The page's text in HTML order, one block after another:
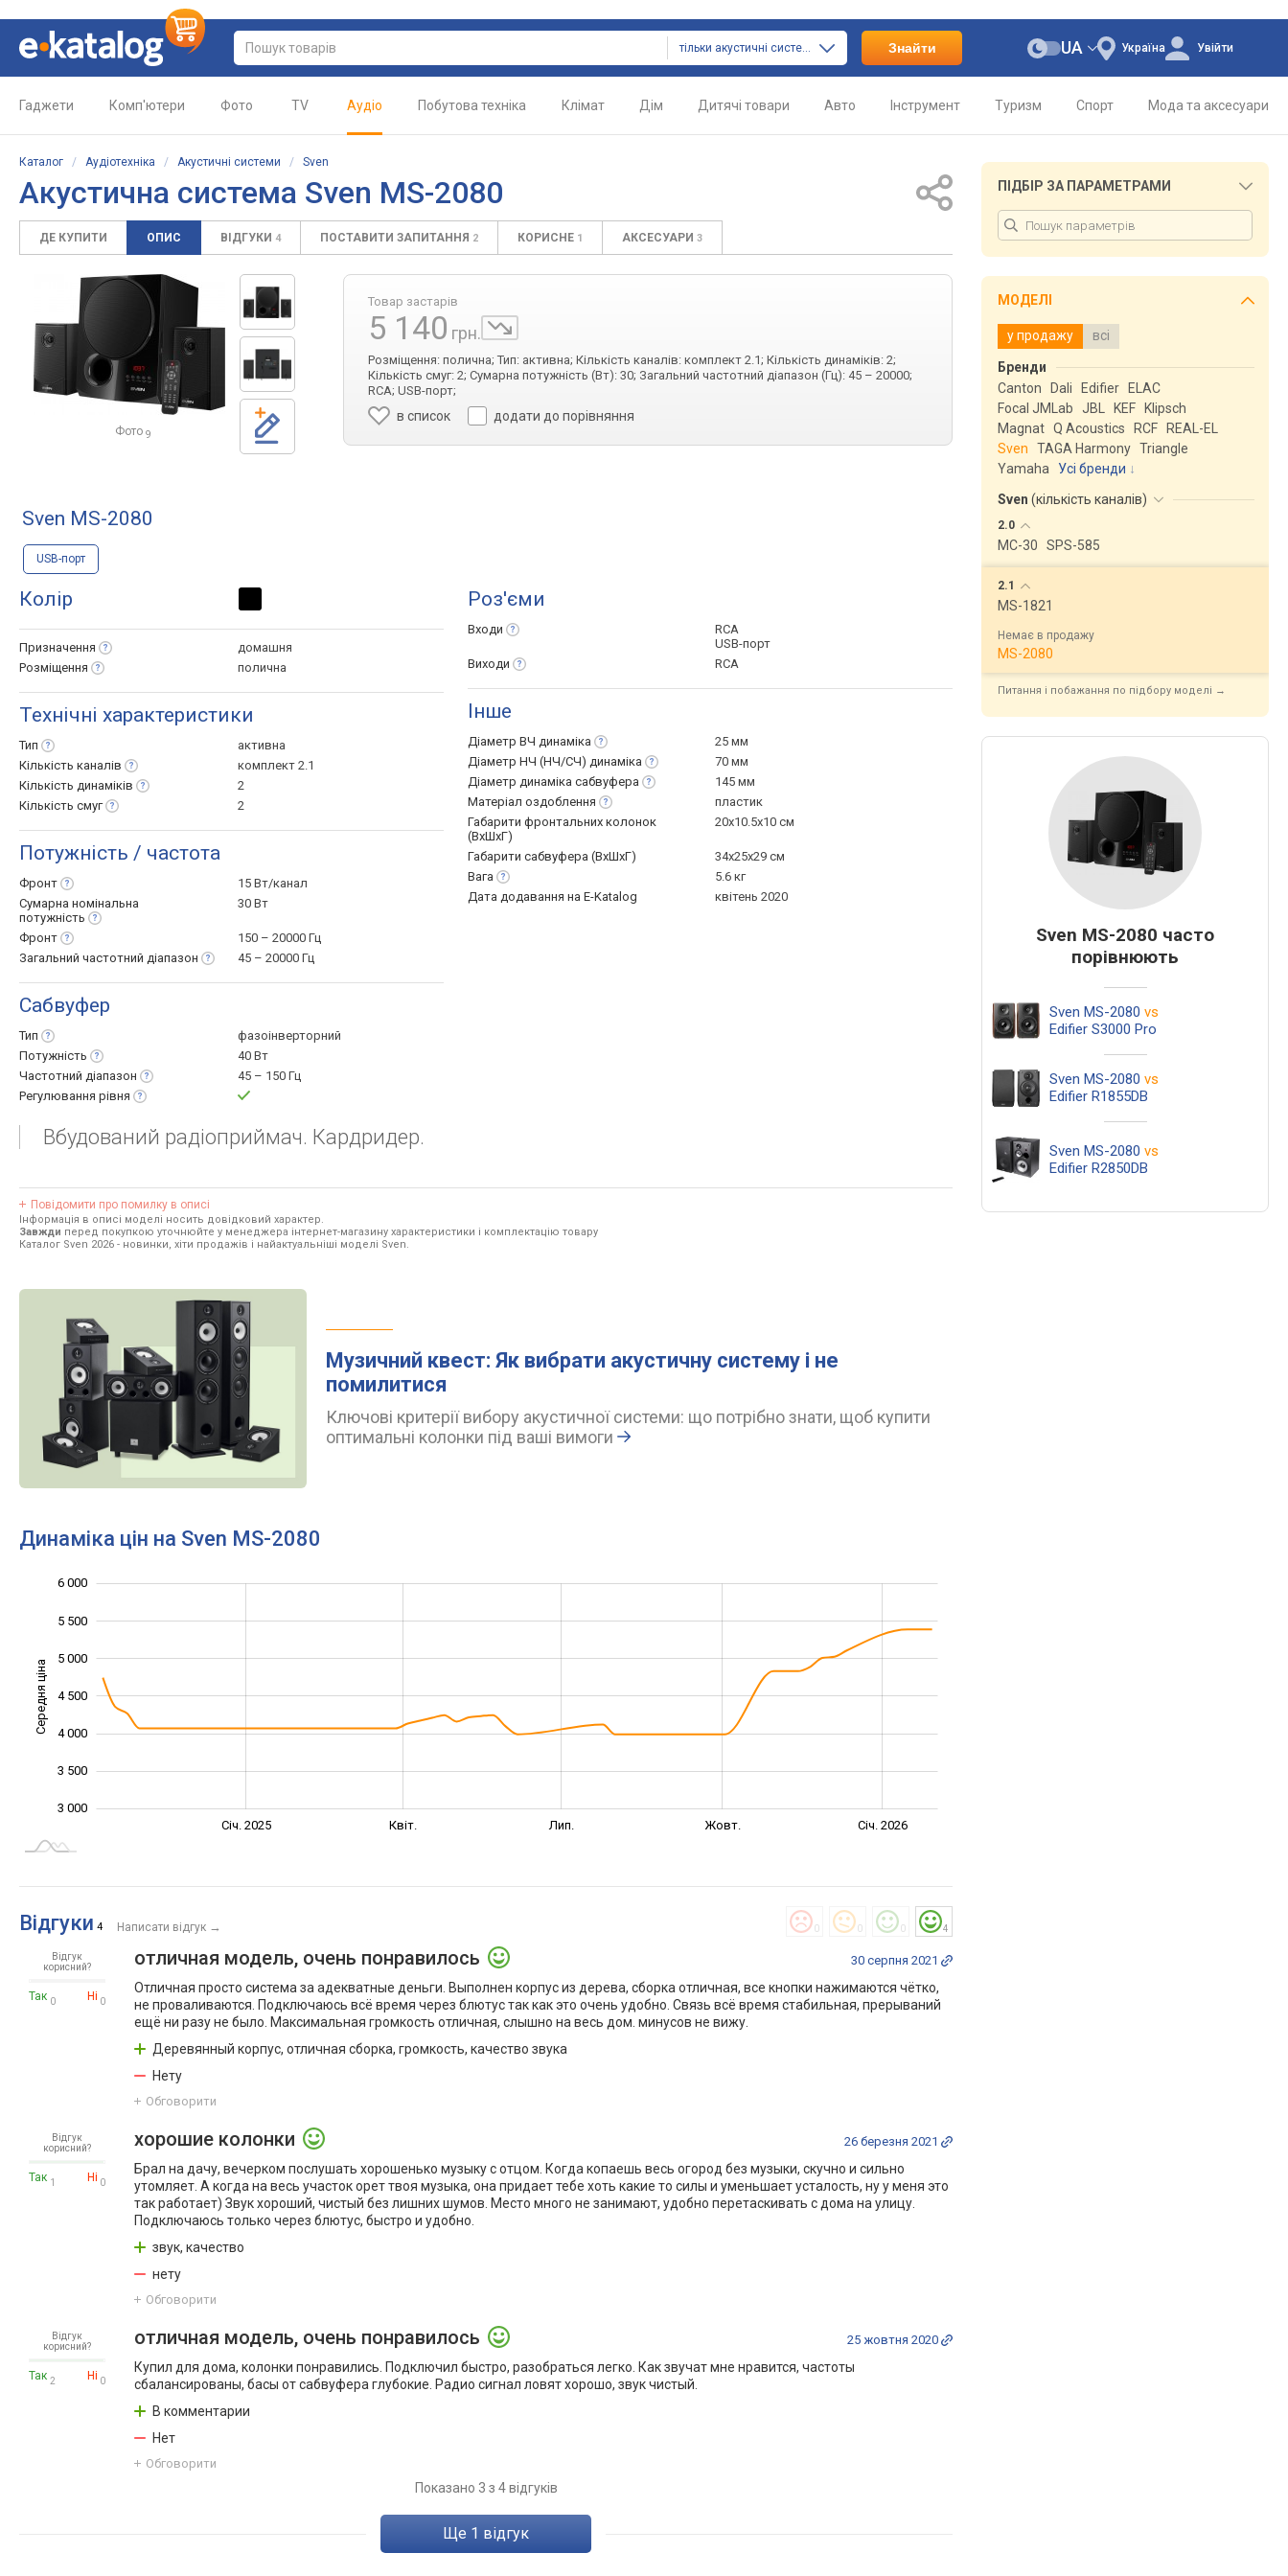
тільки акустичні системи Знайти Україна
UA Увійти
Гаджети Комп'ютери Фото TV Аудіо Побутова техніка Клімат Дім Дитячі товари Авто Інструмент Туризм Спорт Мода та аксесуари
Каталог / Аудіотехніка / Акустичні системи / Sven
Акустична система Sven MS-2080
ДЕ КУПИТИ ОПИС ВІДГУКИ 4 ПОСТАВИТИ ЗАПИТАННЯ 2 КОРИСНЕ 1 АКСЕСУАРИ 3
Фото 9
Товар застарів
5 140 грн.
Розміщення: полична; Тип: активна; Кількість каналів: комплект 2.1; Кількість динаміків: 2;
Кількість смуг: 2; Сумарна потужність (Вт): 30; Загальний частотний діапазон (Гц): 45 – 20000;
RCA; USB-порт;
в список додати до порівняння
Sven MS-2080
USB-порт
Колір
Призначення
домашня
Розміщення
полична
Технічні характеристики
Тип
активна
Кількість каналів
комплект 2.1
Кількість динаміків
2
Кількість смуг 2
Потужність / частота
Фронт
15 Вт/канал
Сумарна номінальна
потужність
30 Вт
Фронт
150 – 20000 Гц
Загальний частотний діапазон 45 – 20000 Гц
Сабвуфер
Тип
фазоінверторний
Потужність
40 Вт
Частотний діапазон
45 – 150 Гц
Регулювання рівня
Роз'єми
Входи
RCA
USB-порт
Виходи
RCA
Інше
Діаметр ВЧ динаміка
25 мм
Діаметр НЧ (НЧ/СЧ) динаміка
70 мм
Діаметр динаміка сабвуфера
145 мм
Матеріал оздоблення
пластик
Габарити фронтальних колонок
(ВхШхГ)
20x10.5x10 см
Габарити сабвуфера (ВхШхГ)
34x25x29 см
Вага
5.6 кг
Дата додавання на E-Katalog
квітень 2020
Вбудований радіоприймач. Кардридер.
Повідомити про помилку в описі
Інформація в описі моделі носить довідковий характер.
Завжди перед покупкою уточнюйте у менеджера інтернет-магазину характеристики і комплектацію товару
Каталог Sven 2026 - новинки, хіти продажів і найактуальніші моделі Sven.
Музичний квест: Як вибрати акустичну систему і не
помилитися
Ключові критерії вибору акустичної системи: що потрібно знати, щоб купити
оптимальні колонки під ваші вимоги
Динаміка цін на Sven MS-2080
Середня ціна 3 000
3 000
3 500
4 000
4 500
5 000
5 500
6 000
Січ. 2025 Квіт. Лип. Жовт. Січ. 2026
Відгуки 4 Написати відгук → 0 0 0 4
Відгук
корисний?
Так 0 Ні 0
отличная модель, очень понравилось 30 серпня 2021
Отличная просто система за адекватные деньги. Выполнен корпус из дерева, сборка отличная, все кнопки нажимаются чётко,
не проваливаются. Подключаюсь всё время через блютус так как это очень удобно. Связь всё время стабильная, прерываний
ещё ни разу не было. Максимальная громкость отличная, слышно на весь дом. минусов не вижу.
Деревянный корпус, отличная сборка, громкость, качество звука
Нету
Обговорити
Відгук
корисний?
Так 1 Ні 0
хорошие колонки 26 березня 2021
Брал на дачу, вечерком послушать хорошенько музыку с отцом. Когда копаешь весь огород без музыки, скучно и сильно
утомляет. А когда на весь участок орет твоя музыка, она придает тебе хоть какие то силы и уменьшает усталость, ну у меня это
так работает) Звук хороший, чистый без лишних шумов. Место много не занимают, удобно перетаскивать с дома на улицу.
Подключаюсь только через блютус, быстро и удобно.
звук, качество
нету
Обговорити
Відгук
корисний?
Так 2 Ні 0
отличная модель, очень понравилось 25 жовтня 2020
Купил для дома, колонки понравились. Подключил быстро, разобраться легко. Как звучат мне нравится, частоты
сбалансированы, басы от сабвуфера глубокие. Радио сигнал ловят хорошо, звук чистый.
В комментарии
Нет
Обговорити
Показано 3 з 4 відгуків
ще 1 відгук
ПІДБІР ЗА ПАРАМЕТРАМИ
МОДЕЛІ
у продажу всі
Бренди
Canton
Dali Edifier
ELAC
Focal JMLab
JBL KEF
Klipsch
Magnat Q Acoustics RCF
REAL-EL
Sven
TAGA Harmony Triangle
Yamaha
Усі бренди
Sven (кількість каналів)
2.0
MC-30 SPS-585
2.1
MS-1821
Немає в продажу
MS-2080
Питання і побажання по підбору моделі →
Sven MS-2080 часто
порівнюють
Sven MS-2080 vs
Edifier S3000 Pro
Sven MS-2080 vs
Edifier R1855DB
Sven MS-2080 vs
Edifier R2850DB